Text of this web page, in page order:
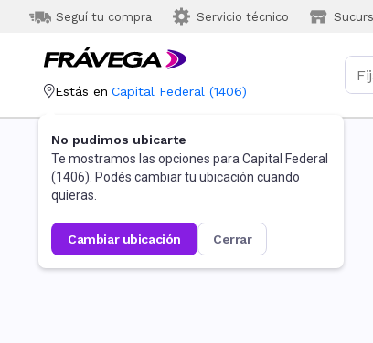
Seguí tu compra Servicio técnico
Estás en Capital Federal (1406)
No pudimos ubicarte
Te mostramos las opciones para Capital Federal
(1406). Podés cambiar tu ubicación cuando
quieras.
cambiar ubicación cerrar